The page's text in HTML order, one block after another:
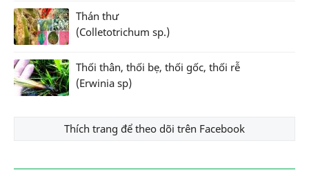
Thán thư
(Colletotrichum sp.)
Thối thân, thối bẹ, thối gốc, thối rễ
(Erwinia sp)
Thích trang để theo dõi trên Facebook